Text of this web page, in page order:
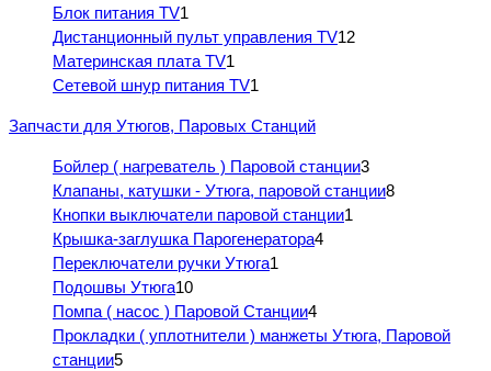
Блок питания TV1
Дистанционный пульт управления TV12
Материнская плата TV1
Сетевой шнур питания TV1
Запчасти для Утюгов, Паровых Станций
Бойлер ( нагреватель ) Паровой станции3
Клапаны, катушки - Утюга, паровой станции8
Кнопки выключатели паровой станции1
Крышка-заглушка Парогенератора4
Переключатели ручки Утюга1
Подошвы Утюга10
Помпа ( насос ) Паровой Станции4
Прокладки ( уплотнители ) манжеты Утюга, Паровой
станции5